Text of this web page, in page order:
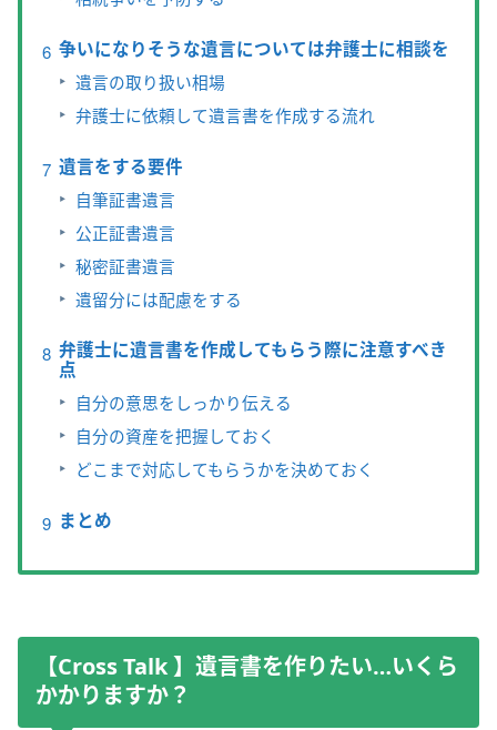
争いになりそうな遺言については弁護士に相談を
遺言の取り扱い相場
弁護士に依頼して遺言書を作成する流れ
遺言をする要件
自筆証書遺言
公正証書遺言
秘密証書遺言
遺留分には配慮をする
弁護士に遺言書を作成してもらう際に注意すべき
点
自分の意思をしっかり伝える
自分の資産を把握しておく
どこまで対応してもらうかを決めておく
まとめ
【Cross Talk 】遺言書を作りたい…いくら
かかりますか？